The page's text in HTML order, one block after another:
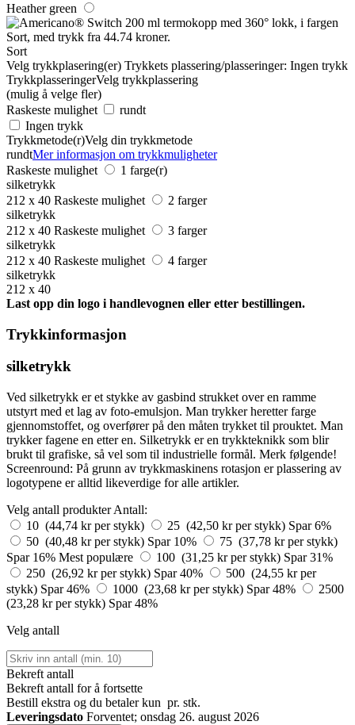
Heather green
Sort
Velg trykkplasering(er) Trykkets plassering/plasseringer: Ingen trykk
TrykkplasseringerVelg trykkplassering
(mulig å velge fler)
Raskeste mulighet
rundt
Ingen trykk
Trykkmetode(r)Velg din trykkmetode
rundtMer informasjon om trykkmuligheter
Raskeste mulighet
1 farge(r)
silketrykk
212 x 40 Raskeste mulighet
2 farger
silketrykk
212 x 40 Raskeste mulighet
3 farger
silketrykk
212 x 40 Raskeste mulighet
4 farger
silketrykk
212 x 40
Last opp din logo i handlevognen eller etter bestillingen.
Trykkinformasjon
silketrykk
Ved silketrykk er et stykke av gasbind strukket over en ramme
utstyrt med et lag av foto-emulsjon. Man trykker heretter farge
gjennomstoffet, og overfører på den måten trykket til prouktet. Man
trykker fagene en etter en. Silketrykk er en trykkteknikk som blir
brukt til grafiske, så vel som til industrielle formål. Merk følgende!
Screenround: På grunn av trykkmaskinens rotasjon er plassering av
logotypene er alltid likeverdige for alle artikler.
Velg antall produkter Antall:
10 (44,74 kr per stykk)
25 (42,50 kr per stykk) Spar 6%
50 (40,48 kr per stykk) Spar 10%
75 (37,78 kr per stykk)
Spar 16% Mest populære 100 (31,25 kr per stykk) Spar 31%
250 (26,92 kr per stykk) Spar 40%
500 (24,55 kr per
stykk) Spar 46% 1000 (23,68 kr per stykk) Spar 48%
2500
(23,28 kr per stykk) Spar 48%
Velg antall
Bekreft antall
Bekreft antall for å fortsette
Bestill ekstra og du betaler kun pr. stk.
Leveringsdato Forventet; onsdag 26. august 2026